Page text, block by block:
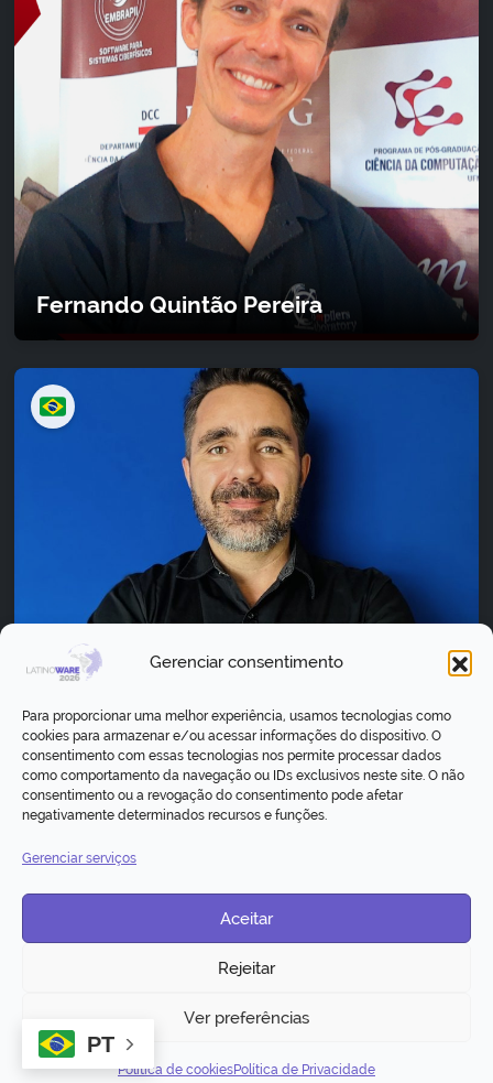
Gerenciar consentimento
Para proporcionar uma melhor experiência, usamos tecnologias como
cookies para armazenar e/ou acessar informações do dispositivo. O
consentimento com essas tecnologias nos permite processar dados
como comportamento da navegação ou IDs exclusivos neste site. O não
consentimento ou a revogação do consentimento pode afetar
negativamente determinados recursos e funções.
Gerenciar serviços
Aceitar
Rejeitar
Ver preferências
Política de cookiesPolítica de Privacidade
Fernando Quintão Pereira
Joni Luis Nunes
© 2026 - 23º Congresso Latino-americano de
Software Livre e Tecnologias Abertas
PT